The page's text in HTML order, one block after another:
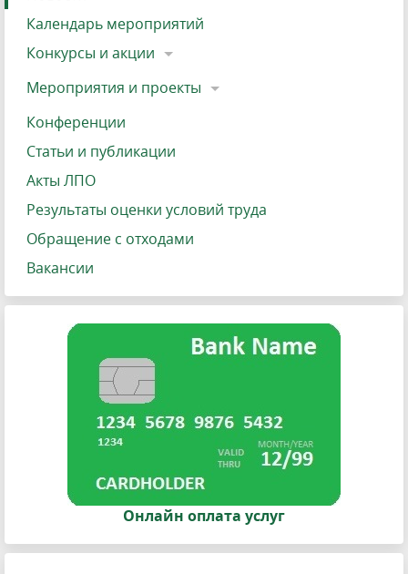
Календарь мероприятий
Конкурсы и акции
Мероприятия и проекты
Конференции
Статьи и публикации
Акты ЛПО
Результаты оценки условий труда
Обращение с отходами
Вакансии
Онлайн оплата услуг